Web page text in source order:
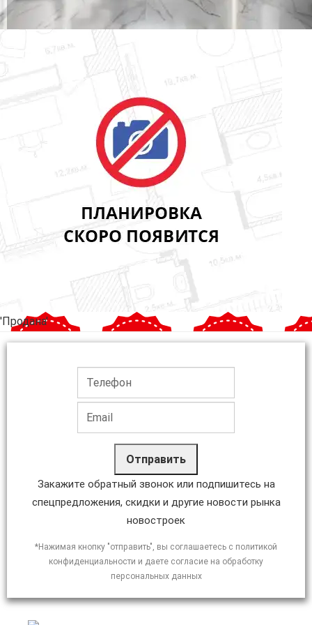
'Продана'
Отправить
Закажите обратный звонок или подпишитесь на
спецпредложения, скидки и другие новости рынка
новостроек
*Нажимая кнопку "отправить", вы соглашаетесь с политикой
конфиденциальности и даете согласие на обработку
персональных данных